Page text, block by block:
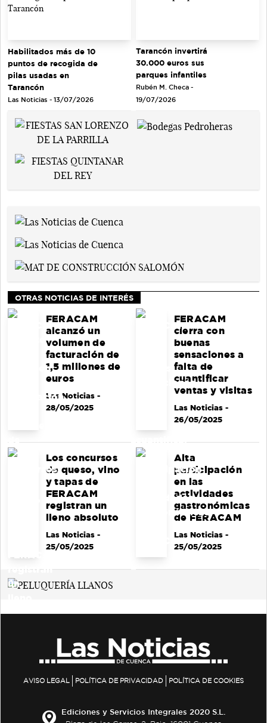
Habilitados más de 10
puntos de recogida de
pilas usadas en
Tarancón
Las Noticias - 13/07/2026
Tarancón invertirá
30.000 euros sus
parques infantiles
Rubén M. Checa -
19/07/2026
OTRAS NOTICIAS DE INTERÉS
FERACAM
alcanzó un
volumen de
facturación de
1,5 millones de
euros
Las Noticias-
28/05/2025
FERACAM
cierra con
buenas
sensaciones a
falta de
cuantificar
ventas y visitas
Las Noticias-
26/05/2025
Los concursos
de queso, vino
y tapas de
FERACAM
registran un
lleno absoluto
Las Noticias-
25/05/2025
Alta
participación
en las
actividades
gastronómicas
de FERACAM
Las Noticias-
25/05/2025
AVISO LEGAL POLÍTICA DE PRIVACIDAD POLÍTICA DE COOKIES
Ediciones y Servicios Integrales 2020 S.L.